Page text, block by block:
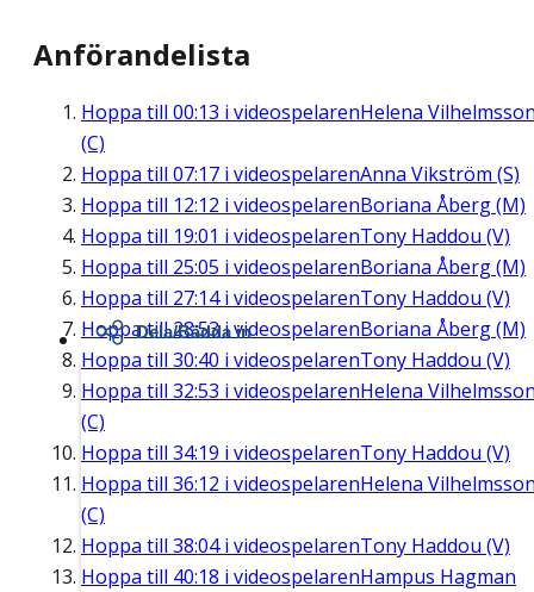
Anförandelista
Hoppa till 00:13 i videospelarenHelena
(C)
Hoppa till 07:17 i videospelarenAnna Vikström (S)
Hoppa till 12:12 i videospelarenBoriana Åberg (M)
Hoppa till 19:01 i videospelarenTony Haddou (V)
Hoppa till 25:05 i videospelarenBoriana Åberg (M)
Hoppa till 27:14i videospelarenTony Haddou (V)
Hoppa till28:53i videospelarenBoriana Åberg (M)
Hoppa till 30:40 i videospelarenTony Haddou (V)
Hoppa till 32:53 i videospelarenHelena
(C)
Hoppa till 34:19 i videospelarenTony Haddou (V)
Hoppa till 36:12 i videospelarenHelena
(C)
Hoppa till 38:04i videospelarenTony Haddou (V)
Hoppa till 40:18 i videospelarenHampus Hagman
Dela/Bädda in